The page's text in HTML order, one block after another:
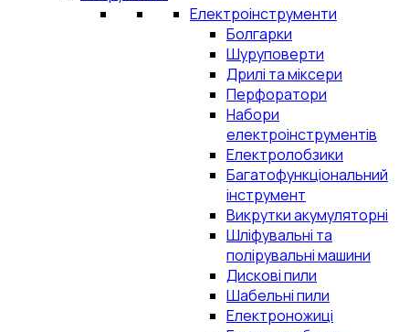
Електроінструменти
Болгарки
Шуруповерти
Дрилі та міксери
Перфоратори
Набори
електроінструментів
Електролобзики
Багатофункціональний
інструмент
Викрутки акумуляторні
Шліфувальні та
полірувальні машини
Дискові пили
Шабельні пили
Електроножиці